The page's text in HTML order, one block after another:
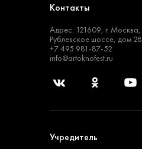
Контакты
Адрес: 121609, г. Москва,
Рублевское шоссе, дом 28
+7 495 981-87-52
info@artoknofest.ru
Учредитель